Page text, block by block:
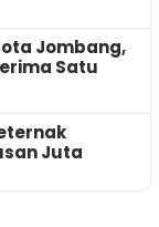
Jombang,
Satu
Juta